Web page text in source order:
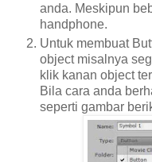
anda. Meskipun
handphone.
Untuk membuat
object misalnya
klik kanan object
Bila cara anda
seperti gambar